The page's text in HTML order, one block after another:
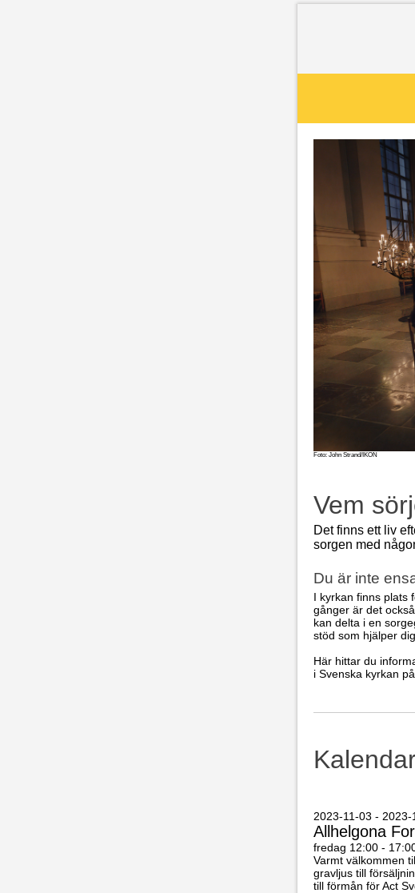
Foto: John Strand/IKON
Vem
Det finns ett liv
sorgen med
Du är inte
I kyrkan finns plats
gånger är det
kan delta i en
stöd som hjälper
Här hittar du
i Svenska kyrkan
2023-11-03 -
Allhelgona
fredag 12:00 -
Varmt välkommen
gravljus till
till förmån för Act